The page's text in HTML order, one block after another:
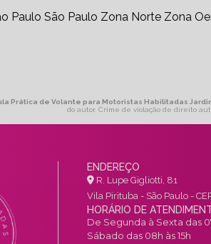
Paulo São Paulo Zona Norte Zona
Prática de Volante para Motoristas Habilitadas
do autor. Crime de violação de direito
ENDEREÇO
R. Lupe Gigliotti, 81
Vila Pirituba - São Paulo -
HORÁRIO DE
De Segunda à Sexta das
Sábado das 08h às 15h